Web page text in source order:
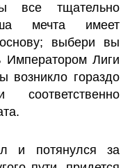
тщательно
мечта имеет
выбери вы
Императором Лиги
возникло гораздо
и потянулся за